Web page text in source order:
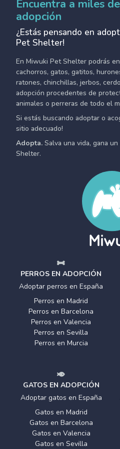
Encuentra a miles
adopción
¿Estás pensando en
Pet Shelter!
En Miwuki Pet Shelter podrás
cachorros, gatos, gatitos,
ratones, chinchillas, jerbos,
adopción procedentes de
animales o perreras de todo el
Si estás buscando adoptar o
sitio adecuado!
Adopta. Salva una vida, gana
Shelter.
PERROS EN ADOPCIÓN
Adoptar perros en España
Perros en Madrid
Perros en Barcelona
Perros en Valencia
Perros en Sevilla
Perros en Murcia
GATOS EN ADOPCIÓN
Adoptar gatos en España
Gatos en Madrid
Gatos en Barcelona
Gatos en Valencia
Gatos en Sevilla